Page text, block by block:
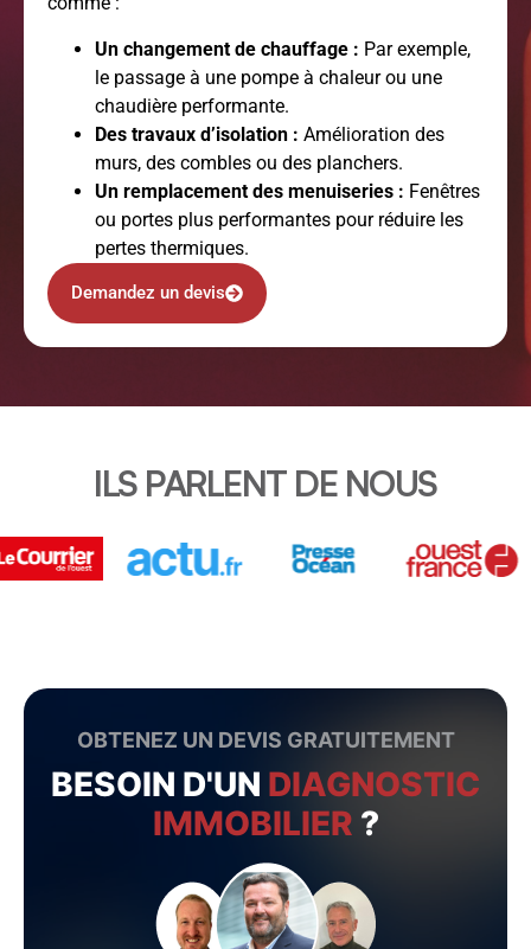
Un changement de chauffage : Par exemple,
le passage à une pompe à chaleur ou une
chaudière performante.
Des travaux d’isolation : Amélioration des
murs, des combles ou des planchers.
Un remplacement des menuiseries : Fenêtres
ou portes plus performantes pour réduire les
pertes thermiques.
Demandez un devis
ILS PARLENT DE NOUS
OBTENEZ UN DEVIS GRATUITEMENT
BESOIN D'UN DIAGNOSTIC
IMMOBILIER ?